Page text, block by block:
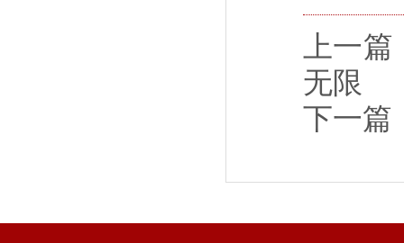
上一篇
无限
下一篇